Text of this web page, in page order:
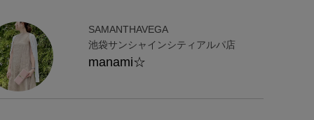
SAMANTHAVEGA
池袋サンシャインシティアルパ店
manami☆